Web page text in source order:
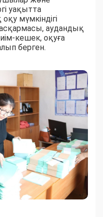
уақытта
мүмкіндігі
аудандық
кешек, оқуға
берген.